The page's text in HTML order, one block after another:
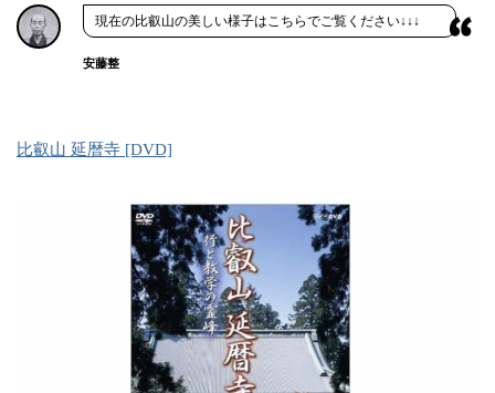
現在の比叡山の美しい様子はこちらでご覧ください↓↓↓
安藤整
比叡山 延暦寺 [DVD]